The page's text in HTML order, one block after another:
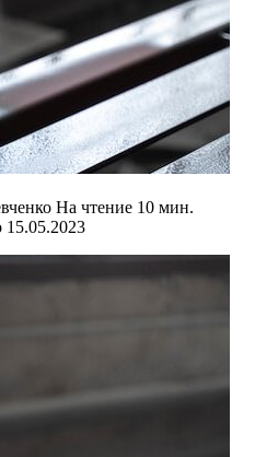
На чтение 10 мин.
15.05.2023